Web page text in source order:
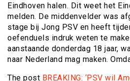
Eindhoven halen. Dit weet het
melden. De middenvelder was
stage bij Jong PSV en heeft
oefenduels indruk weten te
aanstaande donderdag 18 jaar,
naar Nederland mag maken.
The post BREAKING: ‘PSV wil